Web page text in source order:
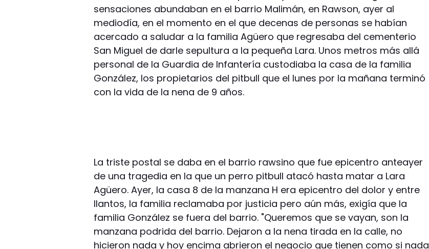
sensaciones abundaban en el barrio Malimán, en Rawson, ayer al
mediodía, en el momento en el que decenas de personas se habían
acercado a saludar a la familia Agüero que regresaba del cementerio
San Miguel de darle sepultura a la pequeña Lara. Unos metros más allá
personal de la Guardia de Infantería custodiaba la casa de la familia
González, los propietarios del pitbull que el lunes por la mañana terminó
con la vida de la nena de 9 años.
La triste postal se daba en el barrio rawsino que fue epicentro anteayer
de una tragedia en la que un perro pitbull atacó hasta matar a Lara
Agüero. Ayer, la casa 8 de la manzana H era epicentro del dolor y entre
llantos, la familia reclamaba por justicia pero aún más, exigía que la
familia González se fuera del barrio. "Queremos que se vayan, son la
manzana podrida del barrio. Dejaron a la nena tirada en la calle, no
hicieron nada y hoy encima abrieron el negocio que tienen como si nada